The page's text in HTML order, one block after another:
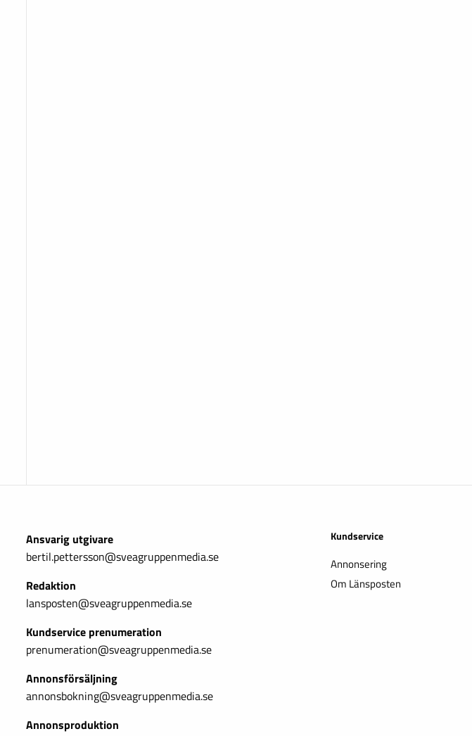
Ansvarig utgivare
bertil.pettersson@sveagruppenmedia.se
Redaktion
lansposten@sveagruppenmedia.se
Kundservice prenumeration
prenumeration@sveagruppenmedia.se
Annonsförsäljning
annonsbokning@sveagruppenmedia.se
Annonsproduktion
Kundservice
Annonsering
Om Länsposten